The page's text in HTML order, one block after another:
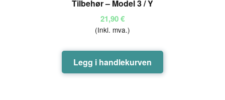
Tilbehør – Model 3 / Y
21,90€
(Inkl. mva.)
Legg i handlekurven